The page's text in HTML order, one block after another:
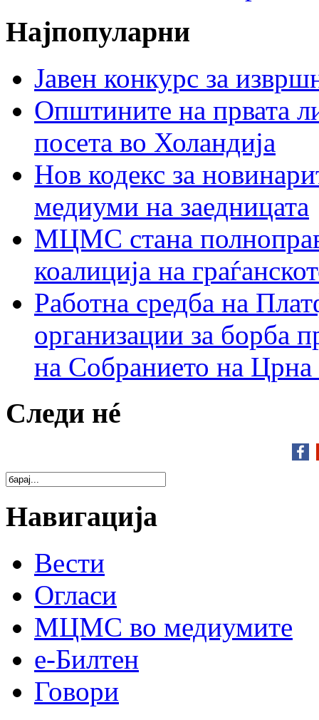
Најпопуларни
Јавен конкурс за
Општините на првата
посета во Холандија
Нов кодекс за
медиуми на заедницата
МЦМС стана
коалиција на
Работна средба на
организации за борба
на Собранието на Црна
Следи нé
Навигација
Вести
Огласи
МЦМС во медиумите
е-Билтен
Говори